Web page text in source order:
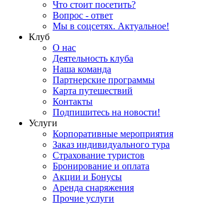
Что стоит посетить?
Вопрос - ответ
Мы в соцсетях. Актуальное!
Клуб
О нас
Деятельность клуба
Наша команда
Партнерские программы
Карта путешествий
Контакты
Подпишитесь на новости!
Услуги
Корпоративные мероприятия
Заказ индивидуального тура
Страхование туристов
Бронирование и оплата
Акции и Бонусы
Аренда снаряжения
Прочие услуги